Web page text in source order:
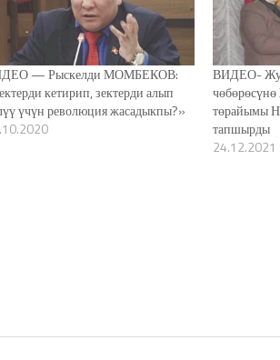
— Рыскелди МОМБЕКОВ:
кетирип, зектерди алып
үчүн революция жасадыкпы?»
ВИДЕО-
төрайымы
тапшырды
24.12.2021